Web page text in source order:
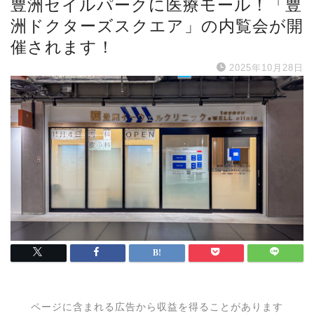
豊洲セイルパークに医療モール！「豊
洲ドクターズスクエア」の内覧会が開
催されます！
2025年10月28日
ページに含まれる広告から収益を得ることがあります